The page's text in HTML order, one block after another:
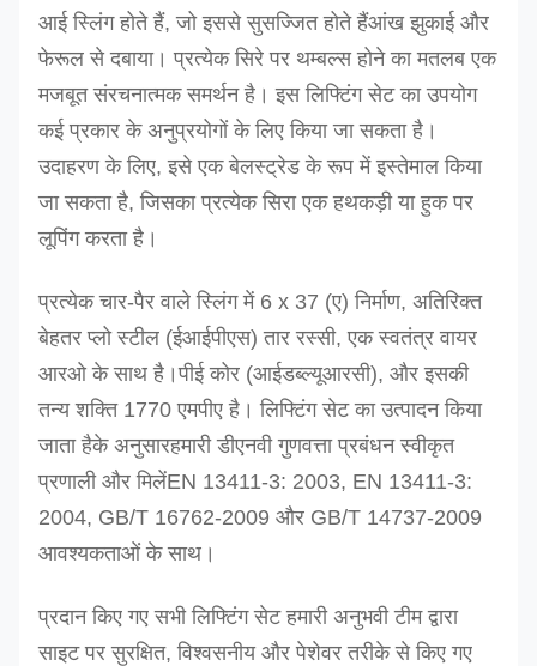
आई स्लिंग होते हैं, जो इससे सुसज्जित होते हैंआंख झुकाई और
फेरूल से दबाया। प्रत्येक सिरे पर थम्बल्स होने का मतलब एक
मजबूत संरचनात्मक समर्थन है। इस लिफ्टिंग सेट का उपयोग
कई प्रकार के अनुप्रयोगों के लिए किया जा सकता है।
उदाहरण के लिए, इसे एक बेलस्ट्रेड के रूप में इस्तेमाल किया
जा सकता है, जिसका प्रत्येक सिरा एक हथकड़ी या हुक पर
लूपिंग करता है।
प्रत्येक चार-पैर वाले स्लिंग में 6 x 37 (ए) निर्माण, अतिरिक्त
बेहतर प्लो स्टील (ईआईपीएस) तार रस्सी, एक स्वतंत्र वायर
आरओ के साथ है।पीई कोर (आईडब्ल्यूआरसी), और इसकी
तन्य शक्ति 1770 एमपीए है। लिफ्टिंग सेट का उत्पादन किया
जाता हैके अनुसारहमारी डीएनवी गुणवत्ता प्रबंधन स्वीकृत
प्रणाली और मिलेंEN 13411-3: 2003, EN 13411-3:
2004, GB/T 16762-2009 और GB/T 14737-2009
आवश्यकताओं के साथ।
प्रदान किए गए सभी लिफ्टिंग सेट हमारी अनुभवी टीम द्वारा
साइट पर सुरक्षित, विश्वसनीय और पेशेवर तरीके से किए गए